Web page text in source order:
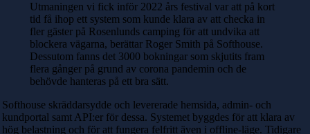
Utmaningen vi fick inför 2022 års festival var att på kort
tid få ihop ett system som kunde klara av att checka in
fler gäster på Rosenlunds camping för att undvika att
blockera vägarna, berättar Roger Smith på Softhouse.
Dessutom fanns det 3000 bokningar som skjutits fram
flera gånger på grund av corona pandemin och de
behövde hanteras på ett bra sätt.
Softhouse skräddarsydde och levererade hemsida, admin- och
kundportal samt API:er för dessa. Systemet byggdes för att klara av
hög belastning och för att fungera felfritt även i offline-läge. Tidigare